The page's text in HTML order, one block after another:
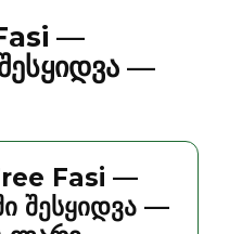
—
—
Fasi —
შესყიდვა —